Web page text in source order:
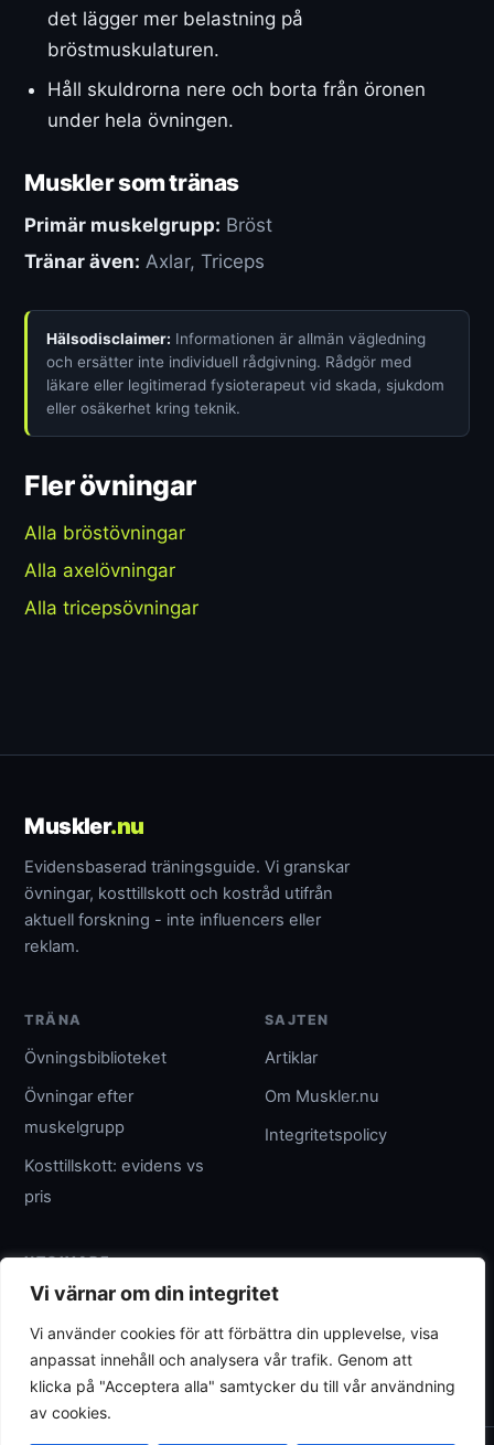
Vi värnar om din integritet
Vi använder cookies för att förbättra din upplevelse, visa
anpassat innehåll och analysera vår trafik. Genom att
klicka på "Acceptera alla" samtycker du till vår användning
av cookies.
det lägger mer belastning på
bröstmuskulaturen.
Håll skuldrorna nere och borta från öronen
under hela övningen.
Muskler som tränas
Primär muskelgrupp: Bröst
Tränar även: Axlar, Triceps
Hälsodisclaimer: Informationen är allmän vägledning
och ersätter inte individuell rådgivning. Rådgör med
läkare eller legitimerad fysioterapeut vid skada, sjukdom
eller osäkerhet kring teknik.
Fler övningar
Alla bröstövningar
Alla axelövningar
Alla tricepsövningar
Muskler.nu
Evidensbaserad träningsguide. Vi granskar
övningar, kosttillskott och kostråd utifrån
aktuell forskning - inte influencers eller
reklam.
TRÄNA
Övningsbiblioteket
Övningar efter
muskelgrupp
Kosttillskott: evidens vs
pris
SAJTEN
Artiklar
Om Muskler.nu
Integritetspolicy
UTGIVARE
Umpteenth Media
Org.nr 559183-3313
wave@umpteenth.media